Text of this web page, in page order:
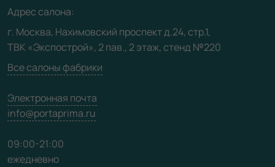
Видео
Карта сайта
Адрес салона:
г. Москва, Нахимовский проспект д.24, стр.1,
ТВК «Экспострой», 2 пав., 2 этаж, стенд №220
Все салоны фабрики
Электронная почта
info@portaprima.ru
09:00-21:00
ежедневно